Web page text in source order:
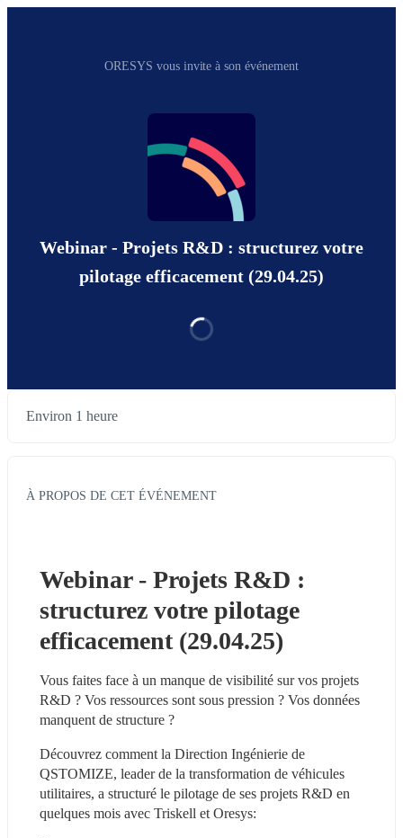
ORESYS vous invite à son événement
Webinar - Projets R&D : structurez votre
pilotage efficacement (29.04.25)
Environ 1 heure
À PROPOS DE CET ÉVÉNEMENT
Webinar - Projets R&D :
structurez votre pilotage
efficacement (29.04.25)
Vous faites face à un manque de visibilité sur vos projets
R&D ? Vos ressources sont sous pression ? Vos données
manquent de structure ?
Découvrez comment la Direction Ingénierie de
QSTOMIZE, leader de la transformation de véhicules
utilitaires, a structuré le pilotage de ses projets R&D en
quelques mois avec Triskell et Oresys: